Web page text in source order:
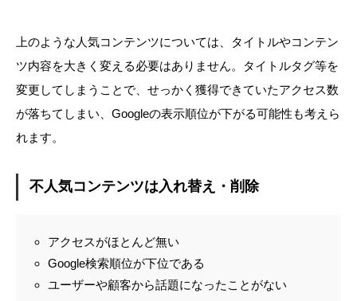
上のような人気コンテンツについては、タイトルやコンテン
ツ内容を大きく変える必要はありません。タイトルタグ等を
変更してしまうことで、せっかく獲得できていたアクセス数
が落ちてしまい、Googleの表示順位が下がる可能性も考えら
れます。
不人気コンテンツは入れ替え・削除
アクセスがほとんど無い
Google検索順位が下位である
ユーザーや顧客から話題になったことがない